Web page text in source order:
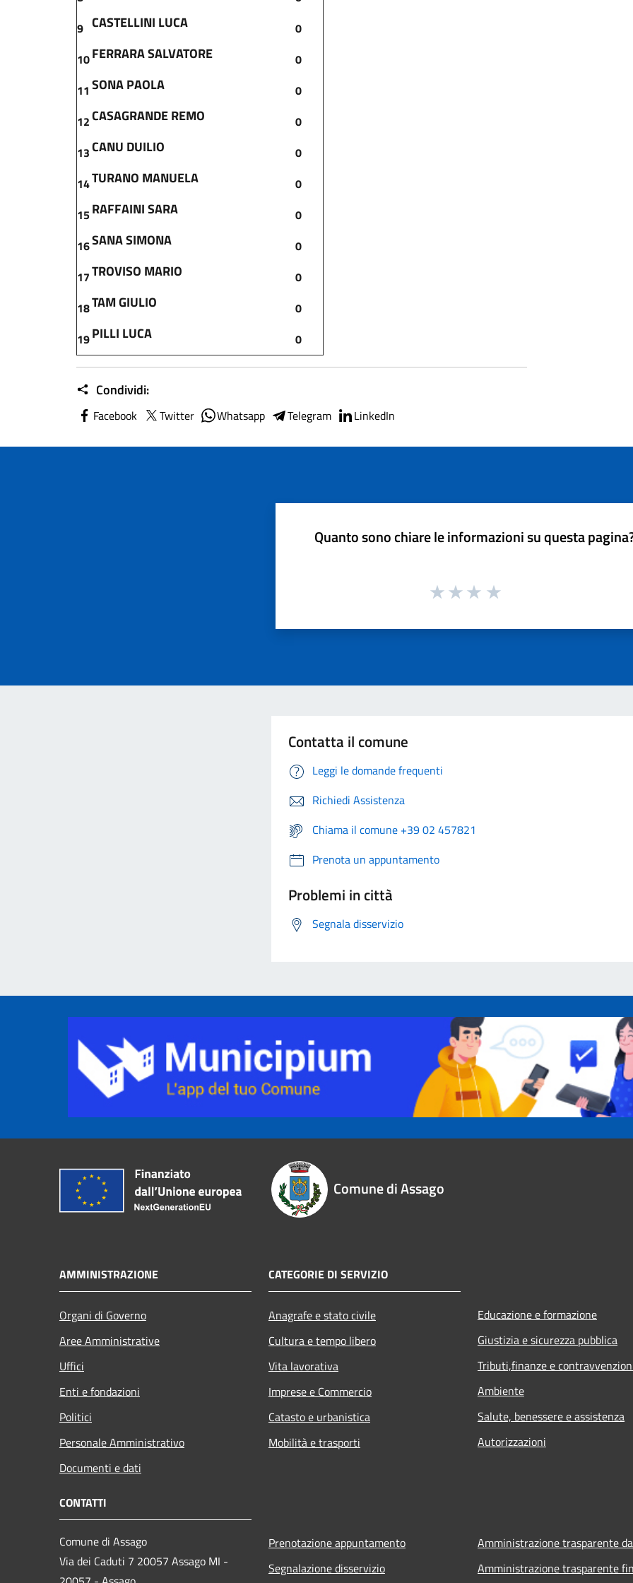
9 CASTELLINI LUCA
0
10FERRARA SALVATORE
0
11 SONA PAOLA
0
12CASAGRANDE REMO
0
13CANU DUILIO
0
14TURANO MANUELA
0
15RAFFAINI SARA
0
16SANA SIMONA
0
17TROVISO MARIO
0
18TAM GIULIO
0
19PILLI LUCA 0
Condividi:
Facebook Twitter Whatsapp Telegram LinkedIn
Quanto sono chiare le informazioni su questa
Contatta il comune
Leggi le domande frequenti
Richiedi Assistenza
Chiama il comune +39 02 457821
Prenota un appuntamento
Problemi in città
Segnala disservizio
Comune di Assago
AMMINISTRAZIONE
Organi di Governo
Aree Amministrative
Uffici
Enti e fondazioni
Politici
Personale Amministrativo
Documenti e dati
CATEGORIE DI SERVIZIO
Anagrafe e stato civile
Cultura e tempo libero
Vita lavorativa
Imprese e Commercio
Catasto e urbanistica
Mobilità e trasporti
Educazione e formazione
Giustizia e sicurezza pubblica
Tributi,finanze e
Ambiente
Salute, benessere e assistenza
Autorizzazioni
CONTATTI
Comune di Assago
Via dei Caduti 7 20057 Assago MI -
Prenotazione appuntamento
Segnalazione disservizio
Amministrazione trasparente
Amministrazione trasparente